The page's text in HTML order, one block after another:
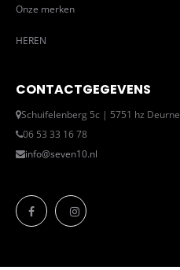
Onze merken
HEREN
CONTACTGEGEVENS
Schuifelenberg 5c | 5751 hz Deurne
06 53 33 16 78
info@seven10.nl